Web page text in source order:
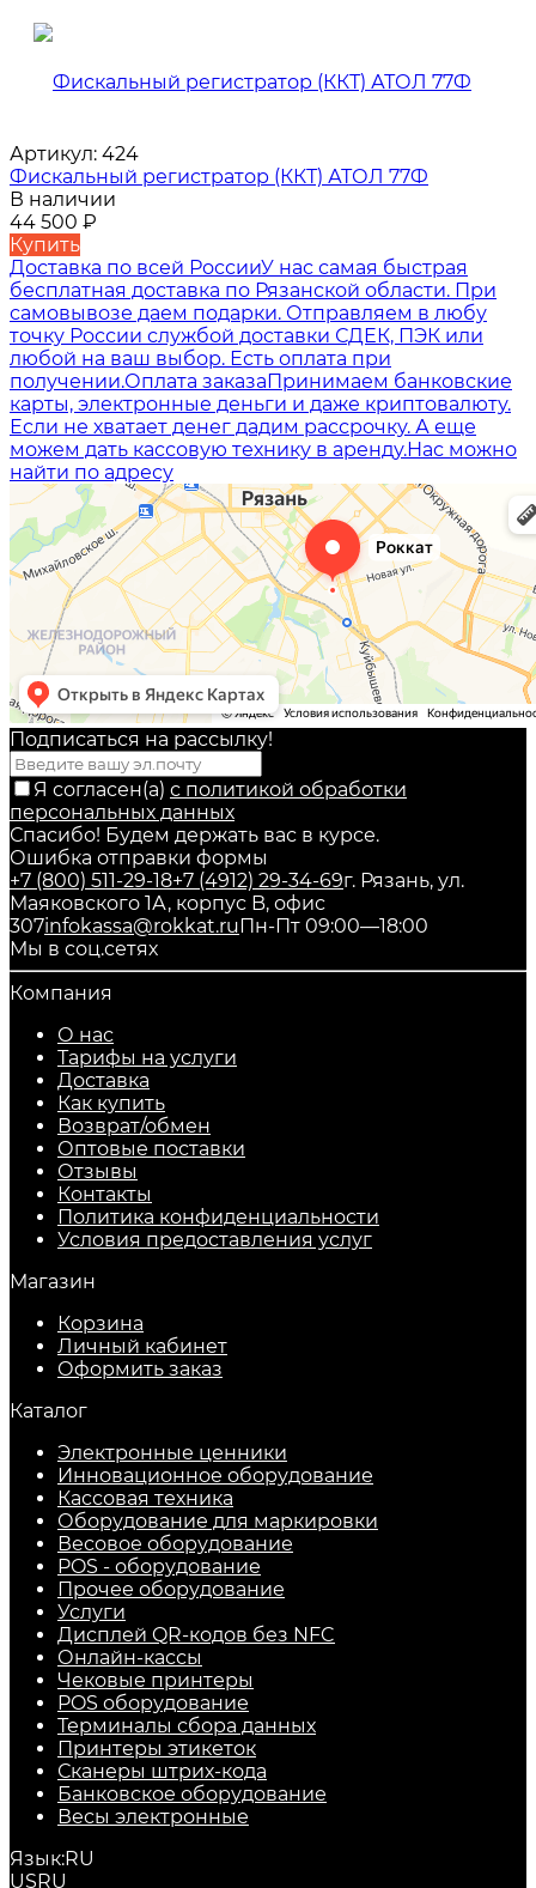
Артикул: 424
Фискальный регистратор (ККТ) АТОЛ 77Ф
В наличии
44 500 ₽
Купить
Доставка по всей РоссииУ нас самая быстрая
бесплатная доставка по Рязанской области. При
самовывозе даем подарки. Отправляем в любу
точку России службой доставки СДЕК, ПЭК или
любой на ваш выбор. Есть оплата при
получении.Оплата заказаПринимаем банковские
карты, электронные деньги и даже криптовалюту.
Если не хватает денег дадим рассрочку. А еще
можем дать кассовую технику в аренду.Нас можно
найти по адресу
Подписаться на рассылкy!
Я согласен(a) с политикой обработки
персональных данных
Спасибо! Будем держать вас в курсе.
Ошибка отправки формы
+7 (800) 511-29-18+7 (4912) 29-34-69г. Рязань, ул.
Маяковского 1А, корпус B, офис
307infokassa@rokkat.ruПн-Пт 09:00—18:00
Мы в соц.сетях
Компания
О нас
Тарифы на услуги
Доставка
Как купить
Возврат/обмен
Оптовые поставки
Отзывы
Контакты
Политика конфиденциальности
Условия предоставления услуг
Магазин
Корзина
Личный кабинет
Оформить заказ
Каталог
Электронные ценники
Инновационное оборудование
Кассовая техника
Оборудование для маркировки
Весовое оборудование
POS - оборудование
Прочее оборудование
Услуги
Дисплей QR-кодов без NFC
Онлайн-кассы
Чековые принтеры
POS оборудование
Терминалы сбора данных
Принтеры этикеток
Сканеры штрих-кода
Банковское оборудование
Весы электронные
Язык:RU
USRU